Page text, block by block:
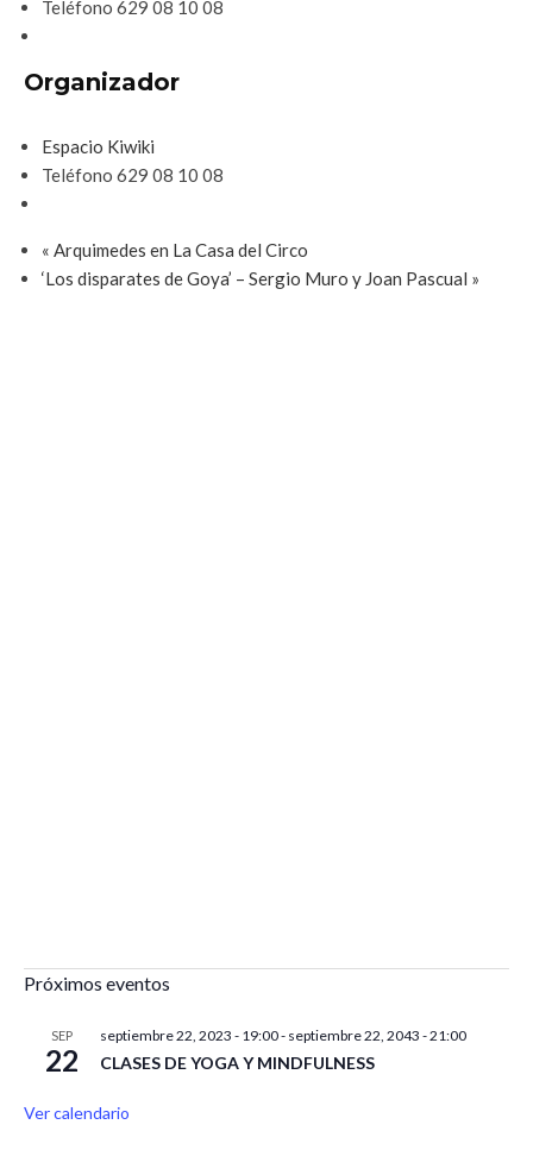
Teléfono 629 08 10 08
Organizador
Espacio Kiwiki
Teléfono 629 08 10 08
« Arquimedes en La Casa del Circo
‘Los disparates de Goya’ – Sergio Muro y Joan Pascual »
Próximos eventos
SEP
22
septiembre 22, 2023 - 19:00- septiembre 22, 2043 - 21:00
CLASES DE YOGA Y MINDFULNESS
Ver calendario